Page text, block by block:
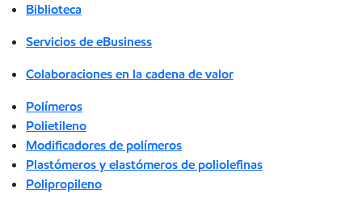
Biblioteca
Servicios de eBusiness
Colaboraciones en la cadena de valor
Polímeros
Polietileno
Modificadores de polímeros
Plastómeros y elastómeros de poliolefinas
Polipropileno